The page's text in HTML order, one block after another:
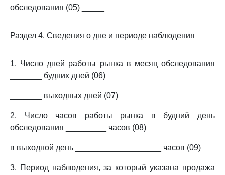
обследования (05) _____
Раздел 4. Сведения о дне и периоде наблюдения
1. Число дней работы рынка в месяц обследования
_______ будних дней (06)
_______ выходных дней (07)
2. Число часов работы рынка в будний день
обследования _________ часов (08)
в выходной день ___________________ часов (09)
3. Период наблюдения, за который указана продажа